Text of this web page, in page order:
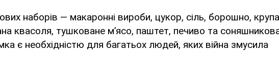
наборів — макаронні вироби, цукор, сіль, борошно,
квасоля, тушковане м’ясо, паштет, печиво та
є необхідністю для багатьох людей, яких війна змусила